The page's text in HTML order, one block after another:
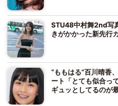
STU48中村舞2nd写
きがかかった新先行
“ももはる”百川晴香
ート「とても似合っ
ギュッとしてるのが